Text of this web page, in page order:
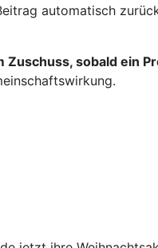
automatisch
sobald ein